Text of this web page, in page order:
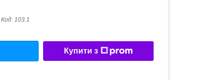
Код: 103.1
Купити з